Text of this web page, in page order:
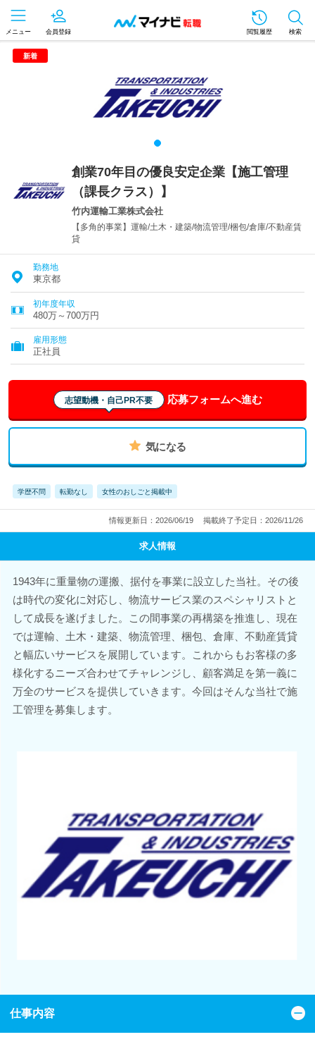
メニュー 会員登録 閲覧履歴 検索
新着
創業70年目の優良安定企業【施工管理
（課長クラス）】
竹内運輸工業株式会社
【多角的事業】運輸/土木・建築/物流管理/梱包/倉庫/不動産賃
貸
勤務地
東京都
初年度年収
480万～700万円
雇用形態
正社員
志望動機・自己PR不要 応募フォームへ進む
気になる
学歴不問 転勤なし 女性のおしごと掲載中
情報更新日：2026/06/19 掲載終了予定日：2026/11/26
求人情報
1943年に重量物の運搬、据付を事業に設立した当社。その後
は時代の変化に対応し、物流サービス業のスペシャリストと
して成長を遂げました。この間事業の再構築を推進し、現在
では運輸、土木・建築、物流管理、梱包、倉庫、不動産賃貸
と幅広いサービスを展開しています。これからもお客様の多
様化するニーズ合わせてチャレンジし、顧客満足を第一義に
万全のサービスを提供していきます。今回はそんな当社で施
工管理を募集します。
仕事内容